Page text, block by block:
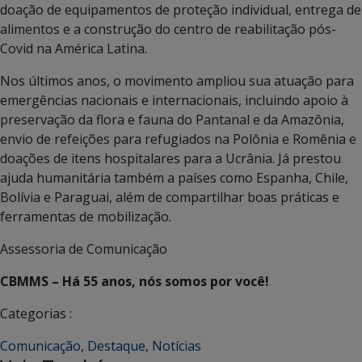
doação de equipamentos de proteção individual, entrega de
alimentos e a construção do centro de reabilitação pós-
Covid na América Latina.
Nos últimos anos, o movimento ampliou sua atuação para
emergências nacionais e internacionais, incluindo apoio à
preservação da flora e fauna do Pantanal e da Amazônia,
envio de refeições para refugiados na Polônia e Romênia e
doações de itens hospitalares para a Ucrânia. Já prestou
ajuda humanitária também a países como Espanha, Chile,
Bolívia e Paraguai, além de compartilhar boas práticas e
ferramentas de mobilização.
Assessoria de Comunicação
CBMMS – Há 55 anos, nós somos por você!
Categorias :
Comunicação, Destaque, Notícias